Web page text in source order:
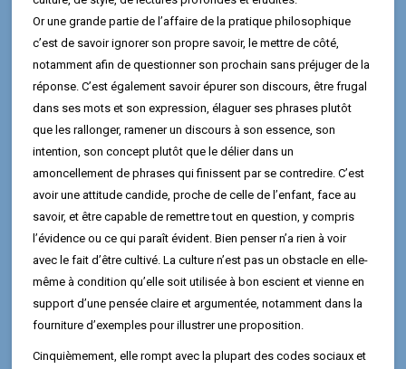
Or une grande partie de l’affaire de la pratique philosophique
c’est de savoir ignorer son propre savoir, le mettre de côté,
notamment afin de questionner son prochain sans préjuger de la
réponse. C’est également savoir épurer son discours, être frugal
dans ses mots et son expression, élaguer ses phrases plutôt
que les rallonger, ramener un discours à son essence, son
intention, son concept plutôt que le délier dans un
amoncellement de phrases qui finissent par se contredire. C’est
avoir une attitude candide, proche de celle de l’enfant, face au
savoir, et être capable de remettre tout en question, y compris
l’évidence ou ce qui paraît évident. Bien penser n’a rien à voir
avec le fait d’être cultivé. La culture n’est pas un obstacle en elle-
même à condition qu’elle soit utilisée à bon escient et vienne en
support d’une pensée claire et argumentée, notamment dans la
fourniture d’exemples pour illustrer une proposition.
Cinquièmement, elle rompt avec la plupart des codes sociaux et